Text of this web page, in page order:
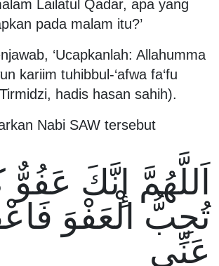
Lailatul Qadar, apa yang
pada malam itu?’
‘Ucapkanlah: Allahumma
kariim tuhibbul-‘afwa fa‘fu
Tirmidzi, hadis hasan sahih).
Nabi SAW tersebut
اَللَّهُمَّ إِنَّكَ عَفُوٌّ
تُحِبُّ الْعَفْوَ
عَنِّي